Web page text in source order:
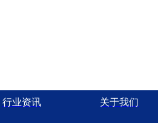
行业资讯 关于我们